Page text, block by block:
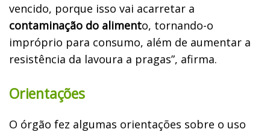
vencido, porque isso vai acarretar a
contaminação do alimento, tornando-o
impróprio para consumo, além de aumentar a
resistência da lavoura a pragas”, afirma.
Orientações
O órgão fez algumas orientações sobre o uso